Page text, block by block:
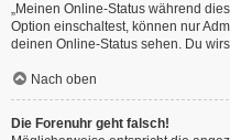
„Meinen Online-Status während
Option einschaltest, können nur
deinen Online-Status sehen. Du
Nach oben
Die Forenuhr geht falsch!